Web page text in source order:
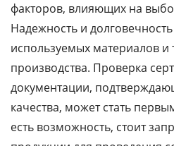
факторов, влияющих на
Надежность и
используемых материалов и
производства. Проверка
документации,
качества, может стать
есть возможность, стоит